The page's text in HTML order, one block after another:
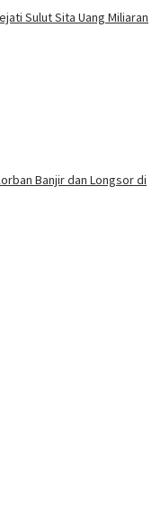
Sulut Sita Uang Miliaran
Banjir dan Longsor di